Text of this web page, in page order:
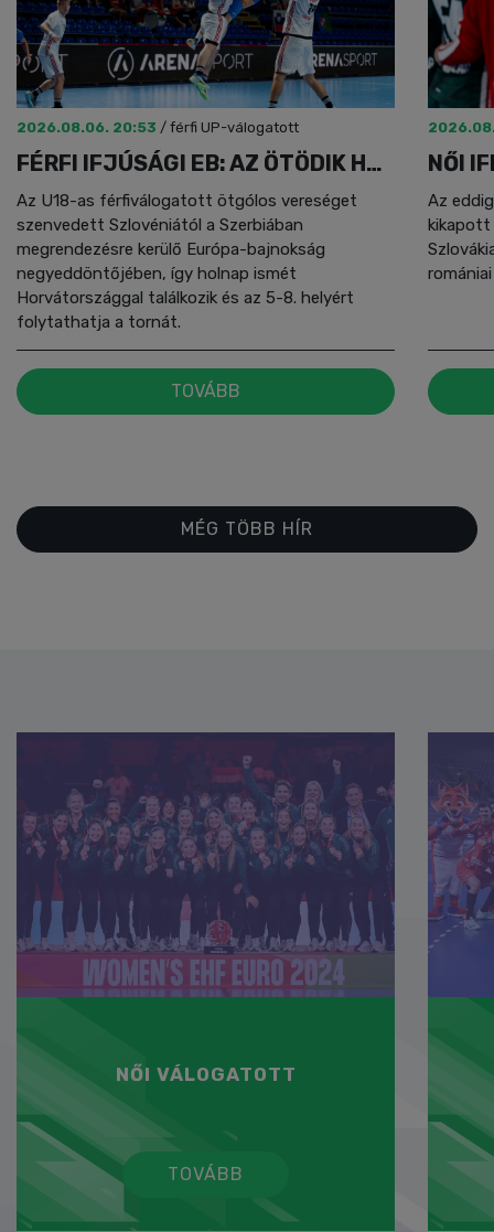
2026.08.06. 20:53 / férfi UP-válogatott
FÉRFI IFJÚSÁGI EB: AZ ÖTÖDIK HELY A TÉT
Az U18-as férfiválogatott ötgólos vereséget
szenvedett Szlovéniától a Szerbiában
megrendezésre kerülő Európa-bajnokság
negyeddöntőjében, így holnap ismét
Horvátországgal találkozik és az 5-8. helyért
folytathatja a tornát.
TOVÁBB
Az
kikapott
MÉG TÖBB HÍR
NŐI VÁLOGATOTT
TOVÁBB